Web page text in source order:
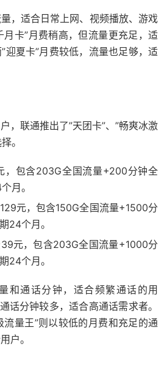
，适合日常上网、视频播放、游戏
月卡”月费稍高，但流量更充足，适
迎夏卡”月费较低，流量也足够，适
，联通推出了”天团卡”、”畅爽冰激
。
，包含203G全国流量+200分钟全
月。
元，包含150G全国流量+1500分
24个月。
元，包含203G全国流量+1000分
24个月。
和通话分钟，适合频繁通话的用
话分钟较多，适合高通话需求者。
流量王”则以较低的月费和充足的通
户。